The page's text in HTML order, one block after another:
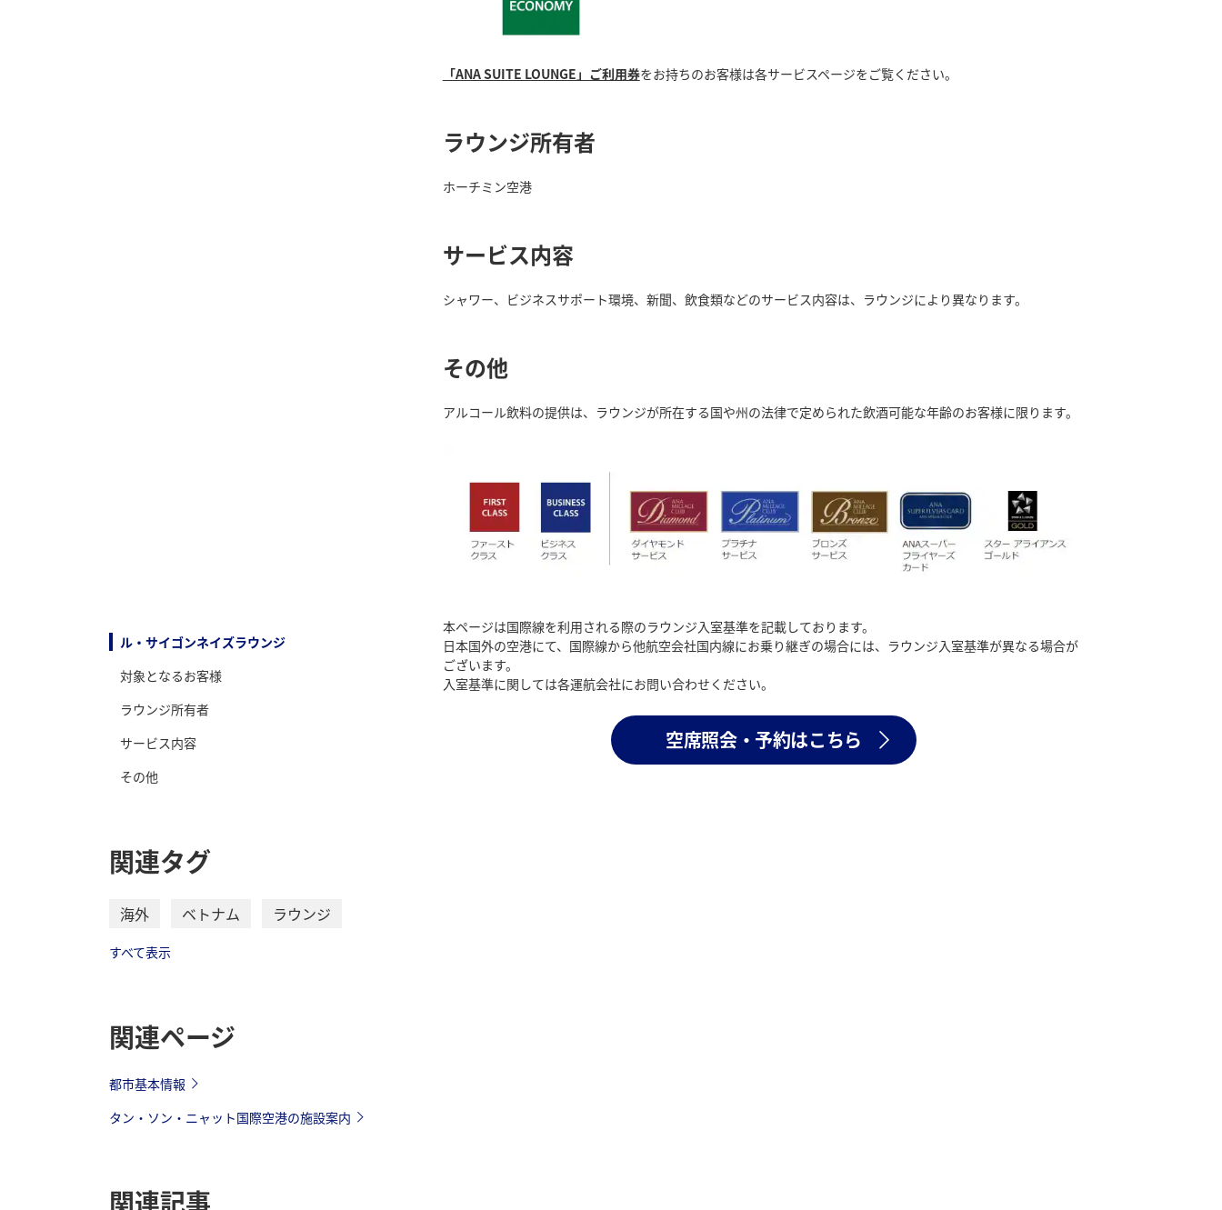
ル・サイゴンネイズラウンジ
対象となるお客様
ラウンジ所有者
サービス内容
その他
「ANA SUITE LOUNGE」ご利用券をお持ちのお客様は各サービスページをご覧ください。
ラウンジ所有者
ホーチミン空港
サービス内容
シャワー、ビジネスサポート環境、新聞、飲食類などのサービス内容は、ラウンジにより異なります。
その他
アルコール飲料の提供は、ラウンジが所在する国や州の法律で定められた飲酒可能な年齢のお客様に限ります。
本ページは国際線を利用される際のラウンジ入室基準を記載しております。
日本国外の空港にて、国際線から他航空会社国内線にお乗り継ぎの場合には、ラウンジ入室基準が異なる場合が
ございます。
入室基準に関しては各運航会社にお問い合わせください。
空席照会・予約はこちら
関連タグ
海外 ベトナム ラウンジ
すべて表示
関連ページ
都市基本情報
タン・ソン・ニャット国際空港の施設案内
関連記事